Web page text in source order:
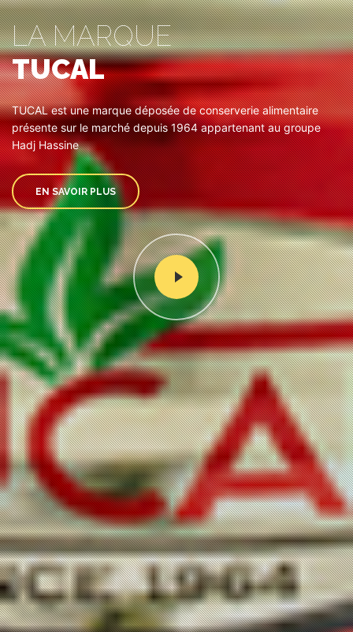
LA MARQUE
TUCAL
TUCAL est une marque déposée de conserverie alimentaire
présente sur le marché depuis 1964 appartenant au groupe
Hadj Hassine
EN SAVOIR PLUS